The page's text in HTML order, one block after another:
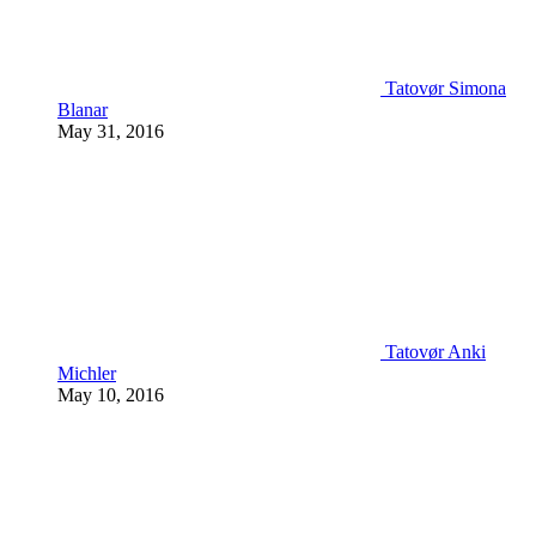
Tatovør Simona
Blanar
May 31, 2016
Tatovør Anki
Michler
May 10, 2016